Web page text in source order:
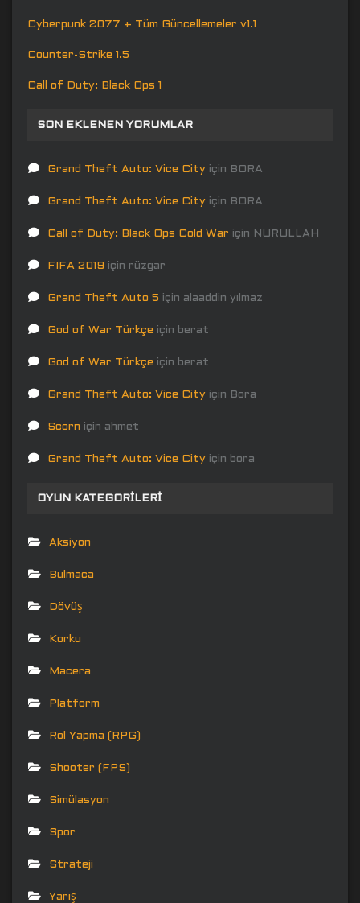
Cyberpunk 2077 + Tüm Güncellemeler v1.1
Counter-Strike 1.5
Call of Duty: Black Ops 1
SON EKLENEN YORUMLAR
Grand Theft Auto: Vice City için BORA
Grand Theft Auto: Vice City için BORA
Call of Duty: Black Ops Cold War için NURULLAH
FIFA 2019 için rüzgar
Grand Theft Auto 5 için alaaddin yılmaz
God of War Türkçe için berat
God of War Türkçe için berat
Grand Theft Auto: Vice City için Bora
Scorn için ahmet
Grand Theft Auto: Vice City için bora
OYUN KATEGORILERI
Aksiyon
Bulmaca
Dövüş
Korku
Macera
Platform
Rol Yapma (RPG)
Shooter (FPS)
Simülasyon
Spor
Strateji
Yarış